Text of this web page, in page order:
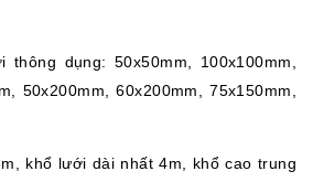
dụng: 50x50mm, 100x100mm,
50x200mm, 60x200mm, 75x150mm,
khổ lưới dài nhất 4m, khổ cao trung